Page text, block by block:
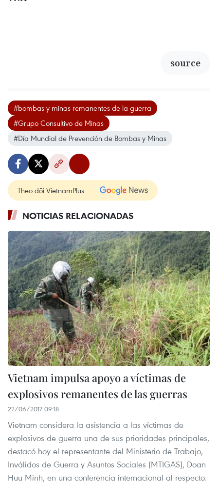
source
#bombas y minas remanentes de la guerra
#Grupo Consultivo de Minas
#Día Mundial de Prevención de Bombas y Minas
Theo dõi VietnamPlus
NOTICIAS RELACIONADAS
Vietnam impulsa apoyo a víctimas de
explosivos remanentes de las guerras
22/06/2017 09:18
Vietnam considera la asistencia a las víctimas de
explosivos de guerra una de sus prioridades principales,
destacó hoy el representante del Ministerio de Trabajo,
Inválidos de Guerra y Asuntos Sociales (MTIGAS), Doan
Huu Minh, en una conferencia internacional al respecto.